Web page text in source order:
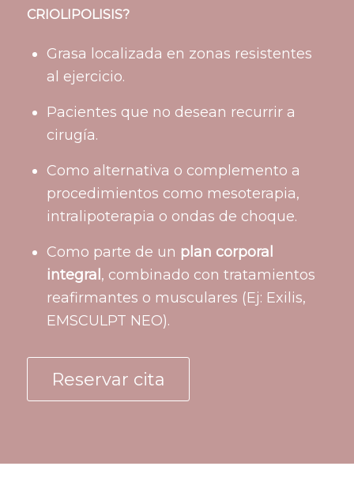
CRIOLIPOLISIS?
Grasa localizada en zonas resistentes
al ejercicio.
Pacientes que no desean recurrir a
cirugía.
Como alternativa o complemento a
procedimientos como mesoterapia,
intralipoterapia o ondas de choque.
Como parte de un plan corporal
integral , combinado con tratamientos
reafirmantes o musculares (Ej: Exilis,
EMSCULPT NEO).
Reservar cita